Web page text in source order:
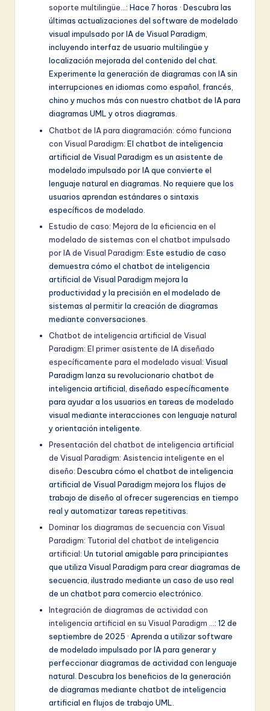
soporte multilingüe…: Hace 7 horas · Descubra las
últimas actualizaciones del software de modelado
visual impulsado por IA de Visual Paradigm,
incluyendo interfaz de usuario multilingüe y
localización mejorada del contenido del chat.
Experimente la generación de diagramas con IA sin
interrupciones en idiomas como español, francés,
chino y muchos más con nuestro chatbot de IA para
diagramas UML y otros diagramas.
Chatbot de IA para diagramación: cómo funciona
con Visual Paradigm: El chatbot de inteligencia
artificial de Visual Paradigm es un asistente de
modelado impulsado por IA que convierte el
lenguaje natural en diagramas. No requiere que los
usuarios aprendan estándares o sintaxis
específicos de modelado.
Estudio de caso: Mejora de la eficiencia en el
modelado de sistemas con el chatbot impulsado
por IA de Visual Paradigm: Este estudio de caso
demuestra cómo el chatbot de inteligencia
artificial de Visual Paradigm mejora la
productividad y la precisión en el modelado de
sistemas al permitir la creación de diagramas
mediante conversaciones.
Chatbot de inteligencia artificial de Visual
Paradigm: El primer asistente de IA diseñado
específicamente para el modelado visual: Visual
Paradigm lanza su revolucionario chatbot de
inteligencia artificial, diseñado específicamente
para ayudar a los usuarios en tareas de modelado
visual mediante interacciones con lenguaje natural
y orientación inteligente.
Presentación del chatbot de inteligencia artificial
de Visual Paradigm: Asistencia inteligente en el
diseño: Descubra cómo el chatbot de inteligencia
artificial de Visual Paradigm mejora los flujos de
trabajo de diseño al ofrecer sugerencias en tiempo
real y automatizar tareas repetitivas.
Dominar los diagramas de secuencia con Visual
Paradigm: Tutorial del chatbot de inteligencia
artificial: Un tutorial amigable para principiantes
que utiliza Visual Paradigm para crear diagramas de
secuencia, ilustrado mediante un caso de uso real
de un chatbot para comercio electrónico.
Integración de diagramas de actividad con
inteligencia artificial en su Visual Paradigm … : 12 de
septiembre de 2025 · Aprenda a utilizar software
de modelado impulsado por IA para generar y
perfeccionar diagramas de actividad con lenguaje
natural. Descubra los beneficios de la generación
de diagramas mediante chatbot de inteligencia
artificial en flujos de trabajo UML.